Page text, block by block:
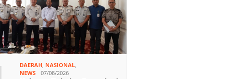
DAERAH NASIONAL
NEWS
07/08/2026